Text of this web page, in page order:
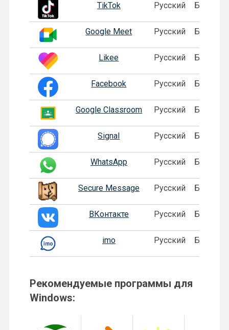
TikTok Русский
Google Meet Русский
Likee Русский
Facebook Русский
Google Classroom Русский
Signal Русский
WhatsApp Русский
Secure Message Русский
ВКонтакте Русский
imo Русский
Рекомендуемые программы для
Windows: